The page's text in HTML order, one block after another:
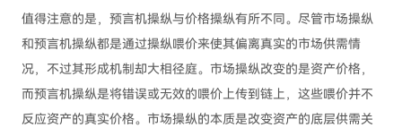
值得注意的是，预言机操纵与价格操纵有所不同。尽管市场操纵
和预言机操纵都是通过操纵喂价来使其偏离真实的市场供需情
况，不过其形成机制却大相径庭。市场操纵改变的是资产价格，
而预言机操纵是将错误或无效的喂价上传到链上，这些喂价并不
反应资产的真实价格。市场操纵的本质是改变资产的底层供需关